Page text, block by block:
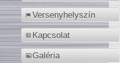
Versenyhelyszín
Kapcsolat
Galéria